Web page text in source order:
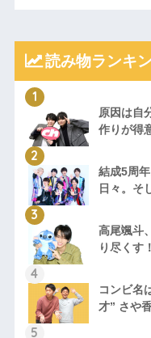
読み物ランキ
原因は自
作りが得
結成5周
日々。そ
高尾颯斗
り尽くす
コンビ名
才” さや